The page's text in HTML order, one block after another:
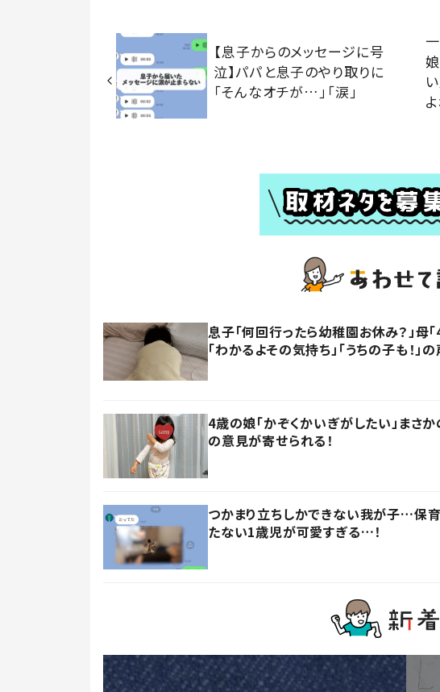
【息子からのメッセージに号
泣】パパと息子のやり取りに
「そんなオチが…」「涙」
よ
息子「何回行ったら幼稚園お休み？」
「わかるよその気持ち」「うちの子も！」
4歳の娘「かぞくかいぎがしたい」まさ
の意見が寄せられる！
つかまり立ちしかできない我が子…保
たない1歳児が可愛すぎる…！